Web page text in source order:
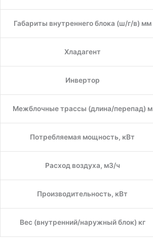
Габариты внутреннего блока (ш/г/в) мм
Хладагент
Инвертор
Межблочные трассы (длина/перепад) м
Потребляемая мощность, кВт
Расход воздуха, м3/ч
Производительность, кВт
Вес (внутренний/наружный блок) кг